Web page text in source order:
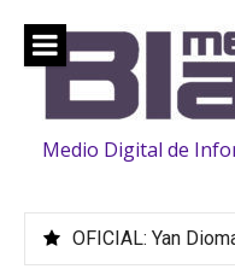
contenido
Medio Digital de